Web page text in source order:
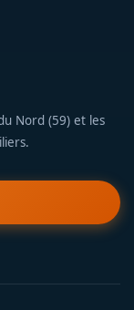
Nord (59) et les